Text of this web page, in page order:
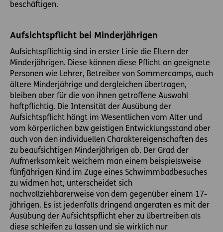
beschäftigen.
Aufsichtspflicht bei Minderjährigen
Aufsichtspflichtig sind in erster Linie die Eltern der
Minderjährigen. Diese können diese Pflicht an geeignete
Personen wie Lehrer, Betreiber von Sommercamps, auch
ältere Minderjährige und dergleichen übertragen,
bleiben aber für die von ihnen getroffene Auswahl
haftpflichtig. Die Intensität der Ausübung der
Aufsichtspflicht hängt im Wesentlichen vom Alter und
vom körperlichen bzw geistigen Entwicklungsstand aber
auch von den individuellen Charaktereigenschaften des
zu beaufsichtigen Minderjährigen ab. Der Grad der
Aufmerksamkeit welchem man einem beispielsweise
fünfjährigen Kind im Zuge eines Schwimmbadbesuches
zu widmen hat, unterscheidet sich
nachvollziehbarerweise von dem gegenüber einem 17-
jährigen. Es ist jedenfalls dringend angeraten es mit der
Ausübung der Aufsichtspflicht eher zu übertreiben als
diese schleifen zu lassen und sie wirklich nur